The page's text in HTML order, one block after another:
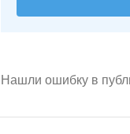
Нашли ошибку в